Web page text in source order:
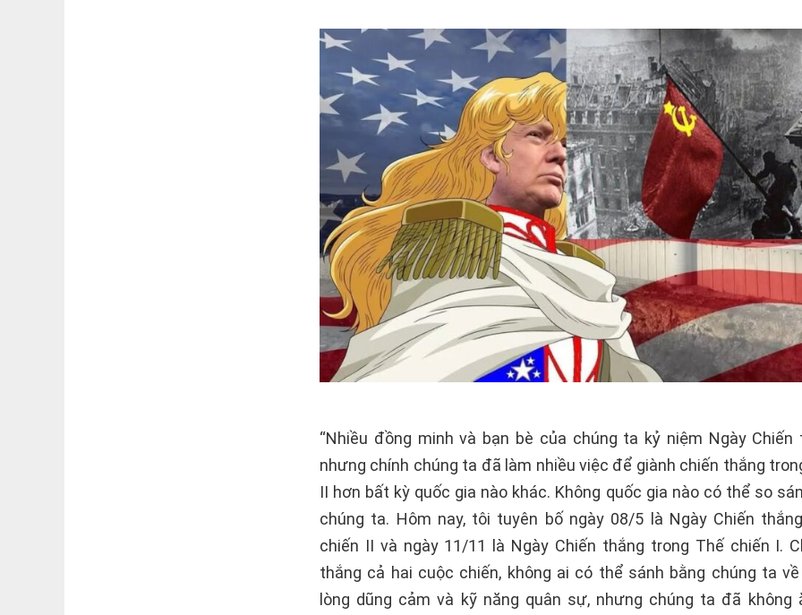
“Nhiều đồng minh và bạn bè của chúng ta kỷ niệm Ngày Chiến
nhưng chính chúng ta đã làm nhiều việc để giành chiến thắng
II hơn bất kỳ quốc gia nào khác. Không quốc gia nào có thể so
chúng ta. Hôm nay, tôi tuyên bố ngày 08/5 là Ngày Chiến
chiến II và ngày 11/11 là Ngày Chiến thắng trong Thế chiến I.
thắng cả hai cuộc chiến, không ai có thể sánh bằng chúng ta
lòng dũng cảm và kỹ năng quân sự, nhưng chúng ta đã không